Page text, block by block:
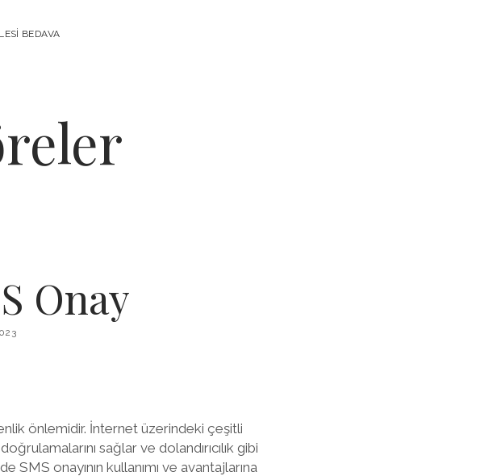
BEDAVA
Onay
önlemidir. İnternet üzerindeki çeşitli
sağlar ve dolandırıcılık gibi
onayının kullanımı ve avantajlarına